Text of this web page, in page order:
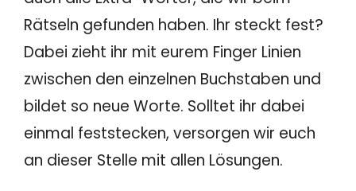
Rätseln gefunden haben. Ihr steckt fest?
Dabei zieht ihr mit eurem Finger Linien
zwischen den einzelnen Buchstaben und
bildet so neue Worte. Solltet ihr dabei
einmal feststecken, versorgen wir euch
an dieser Stelle mit allen Lösungen.